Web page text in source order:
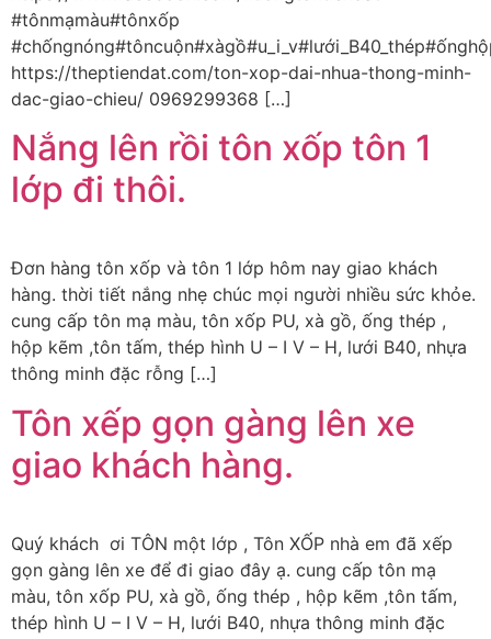
#tônmạmàu#tônxốp
https://theptiendat.com/ton-xop-dai-nhua-thong-minh-
dac-giao-chieu/ 0969299368 […]
Nắng lên rồi tôn xốp tôn 1
lớp đi thôi.
Đơn hàng tôn xốp và tôn 1 lớp hôm nay giao khách
hàng. thời tiết nắng nhẹ chúc mọi người nhiều sức khỏe.
cung cấp tôn mạ màu, tôn xốp PU, xà gồ, ống thép ,
hộp kẽm ,tôn tấm, thép hình U – I V – H, lưới B40, nhựa
thông minh đặc rỗng […]
Tôn xếp gọn gàng lên xe
giao khách hàng.
Quý khách ơi TÔN một lớp , Tôn XỐP nhà em đã xếp
gọn gàng lên xe để đi giao đây ạ. cung cấp tôn mạ
màu, tôn xốp PU, xà gồ, ống thép , hộp kẽm ,tôn tấm,
thép hình U – I V – H, lưới B40, nhựa thông minh đặc